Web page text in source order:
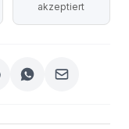
akzeptiert